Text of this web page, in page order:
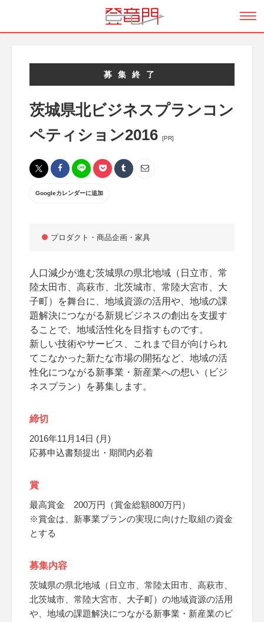
募集終了
茨城県北ビジネスプランコン
ペティション2016
[PR]
Googleカレンダーに追加
プロダクト・商品企画・家具
人口減少が進む茨城県の県北地域（日立市、常
陸太田市、高萩市、北茨城市、常陸大宮市、大
子町）を舞台に、地域資源の活用や、地域の課
題解決につながる新規ビジネスの創出を支援す
ることで、地域活性化を目指すものです。
新しい技術やサービス、これまで目が向けられ
てこなかった新たな市場の開拓など、地域の活
性化につながる新事業・新産業への想い（ビジ
ネスプラン）を募集します。
締切
2016年11月14日 (月)
応募申込書類提出・期間内必着
賞
最高賞金 200万円（賞金総額800万円）
※賞金は、新事業プランの実現に向けた取組の資金
とする
募集内容
茨城県の県北地域（日立市、常陸太田市、高萩市、
北茨城市、常陸大宮市、大子町）の地域資源の活用
や、地域の課題解決につながる新事業・新産業のビ